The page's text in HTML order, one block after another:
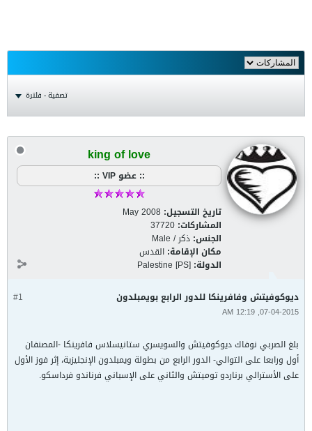
تصفية - فلترة
king of love
:: عضو VIP ::
تاريخ التسجيل: May 2008
المشاركات: 37720
الجنس: ذكر / Male
مكان الإقامة: القدس
الدولة: Palestine [PS]
#1 ديوكوفيتش وفافرينكا للدور الرابع بويمبلدون
07-04-2015, 12:19 AM
بلغ الصربي نوفاك ديوكوفيتش والسويسري ستانيسلاس فافرينكا -المصنفان
أول ورابعا على التوالي- الدور الرابع من بطولة ويمبلدون الإنجليزية، إثر فوز الأول
على الأسترالي برناردو توميتش والثاني على الإسباني فرناندو فرداسكو.